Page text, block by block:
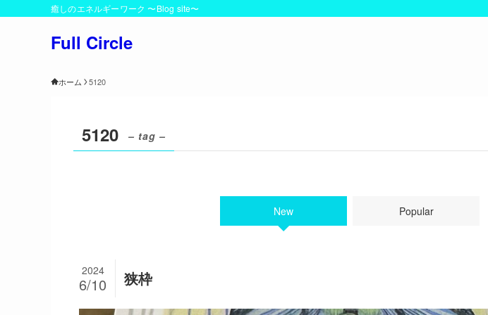
癒しのエネルギーワーク 〜Blog site〜
Full Circle
ホーム 5120
5120 – tag –
New Popular
狭枠
2024
6/10